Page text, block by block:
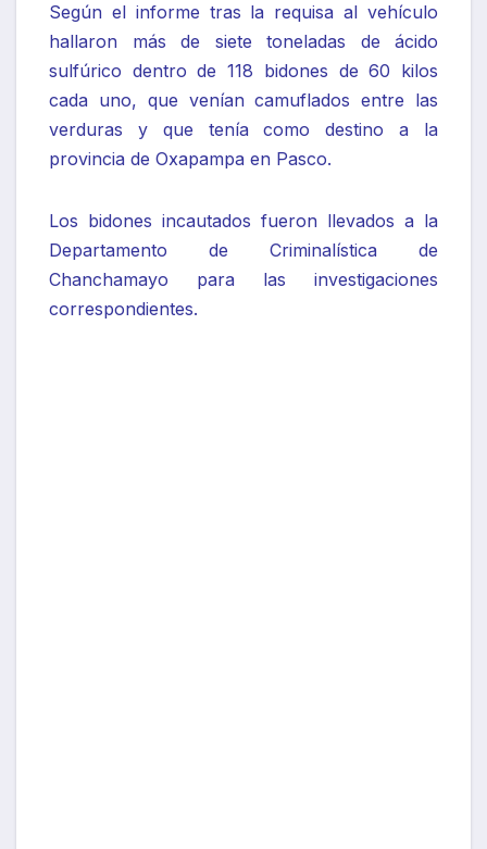
Según el informe tras la requisa al vehículo
hallaron más de siete toneladas de ácido
sulfúrico dentro de 118 bidones de 60 kilos
cada uno, que venían camuflados entre las
verduras y que tenía como destino a la
provincia de Oxapampa en Pasco.
Los bidones incautados fueron llevados a la
Departamento de Criminalística de
Chanchamayo para las investigaciones
correspondientes.